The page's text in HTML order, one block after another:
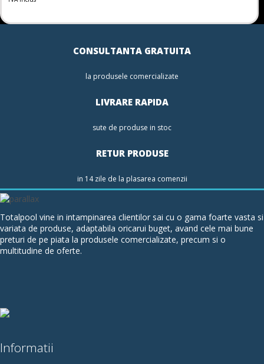
CONSULTANTA GRATUITA
la produsele comercializate
LIVRARE RAPIDA
sute de produse in stoc
RETUR PRODUSE
in 14 zile de la plasarea comenzii
Totalpool vine in intampinarea clientilor sai cu o gama foarte vasta si
variata de produse, adaptabila oricarui buget, avand cele mai bune
preturi de pe piata la produsele comercializate, precum si o
multitudine de oferte.
Informatii